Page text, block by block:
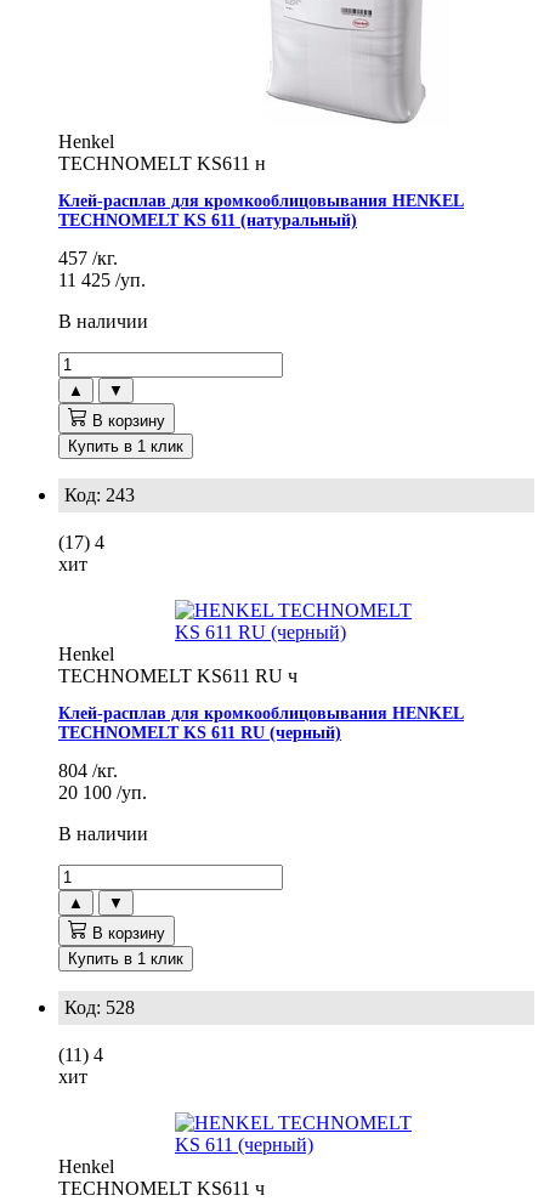
Henkel
TECHNOMELT KS611 н
Клей-расплав для кромкооблицовывания HENKEL
TECHNOMELT KS 611 (натуральный)
457 /кг.
11 425 /уп.
В наличии
▲
▼
В корзину
Купить в 1 клик
Код: 243
(17) 4
хит
Henkel
TECHNOMELT KS611 RU ч
Клей-расплав для кромкооблицовывания HENKEL
TECHNOMELT KS 611 RU (черный)
804 /кг.
20 100 /уп.
В наличии
▲
▼
В корзину
Купить в 1 клик
Код: 528
(11) 4
хит
Henkel
TECHNOMELT KS611 ч